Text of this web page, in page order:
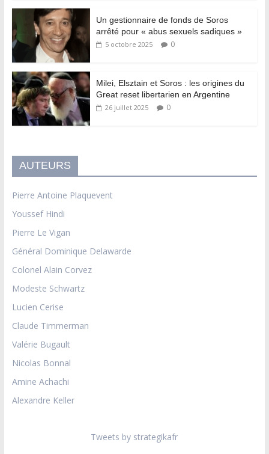
Un gestionnaire de fonds de Soros
arrêté pour « abus sexuels sadiques »
5 octobre 2025 0
Milei, Elsztain et Soros : les origines du
Great reset libertarien en Argentine
26 juillet 2025 0
AUTEURS
Pierre Antoine Plaquevent
Youssef Hindi
Pierre Le Vigan
Général Dominique Delawarde
Colonel Alain Corvez
Modeste Schwartz
Lucien Cerise
Claude Timmerman
Valérie Bugault
Nicolas Bonnal
Amine Achachi
Alexandre Keller
Tweets by strategikafr